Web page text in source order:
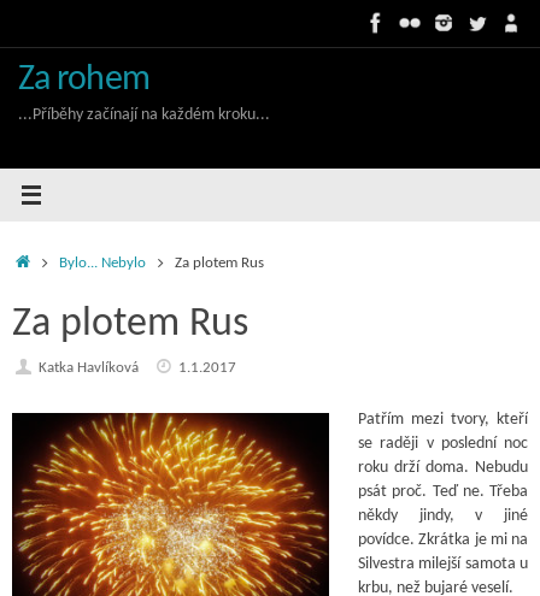
Za rohem
...Příběhy začínají na každém kroku...
HomeBylo... Nebylo Za plotem Rus
Za plotem Rus
Katka Havlíková 1.1.2017
Patřím mezi tvory, kteří
se raději v poslední noc
roku drží doma. Nebudu
psát proč. Teď ne. Třeba
někdy jindy, v jiné
povídce. Zkrátka je mi na
Silvestra milejší samota u
krbu, než bujaré veselí.